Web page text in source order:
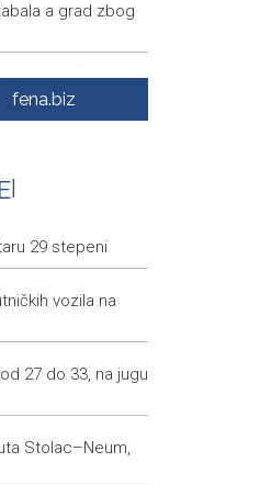
a grad zbog
o povučenom i
kontrola
i pregrijavanja
vrućina
fena.biz
|
29 stepeni
vozila na
27 do 33, na jugu
Stolac–Neum,